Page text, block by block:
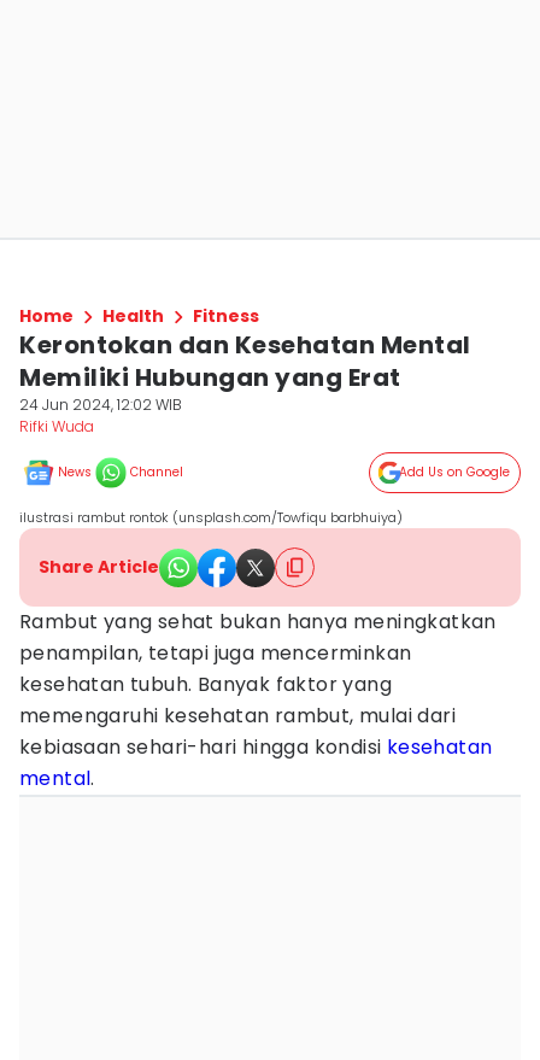
Home Health Fitness
Kerontokan dan Kesehatan Mental
Memiliki Hubungan yang Erat
24 Jun 2024, 12:02 WIB
Rifki Wuda
News Channel Add Us on Google
ilustrasi rambut rontok (unsplash.com/Towfiqu barbhuiya)
Share Article
Rambut yang sehat bukan hanya meningkatkan
penampilan, tetapi juga mencerminkan
kesehatan tubuh. Banyak faktor yang
memengaruhi kesehatan rambut, mulai dari
kebiasaan sehari-hari hingga kondisi kesehatan
mental.